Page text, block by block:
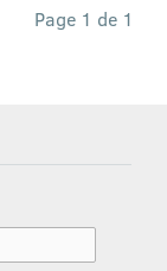
Page 1 de 1